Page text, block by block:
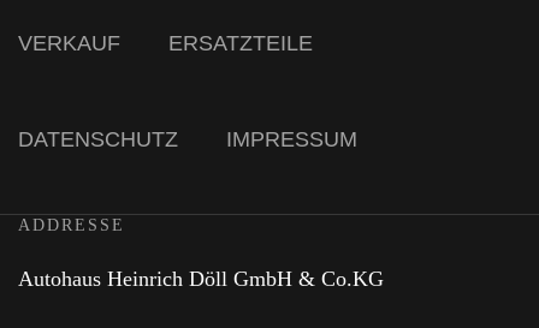
VERKAUF ERSATZTEILE
DATENSCHUTZ IMPRESSUM
ADDRESSE
Autohaus Heinrich Döll GmbH & Co.KG